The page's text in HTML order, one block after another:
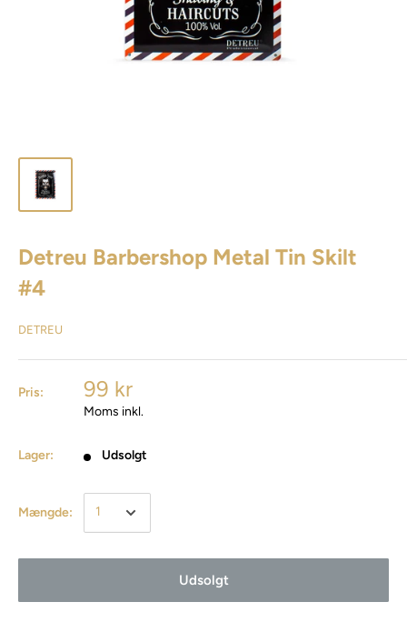
Detreu Barbershop Metal Tin Skilt
#4
DETREU
Pris: 99 kr
Moms inkl.
Lager: Udsolgt
Mængde:
Udsolgt